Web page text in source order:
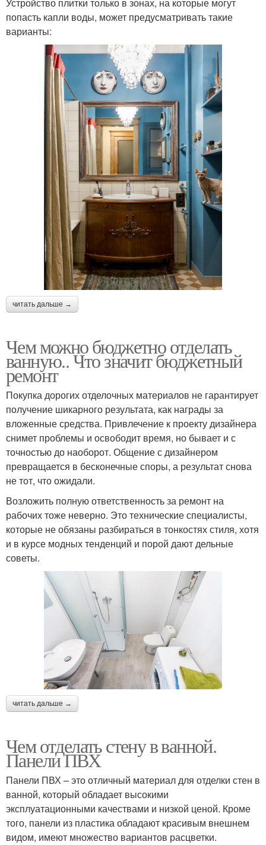
попасть капли воды, может предусматривать такие
варианты:
читать дальше →
Чем можно бюджетно отделать
ванную.. Что значит бюджетный
ремонт
Покупка дорогих отделочных материалов не гарантирует
получение шикарного результата, как награды за
вложенные средства. Привлечение к проекту дизайнера
снимет проблемы и освободит время, но бывает и с
точностью до наоборот. Общение с дизайнером
превращается в бесконечные споры, а результат снова
не тот, что ожидали.
Возложить полную ответственность за ремонт на
рабочих тоже неверно. Это технические специалисты,
которые не обязаны разбираться в тонкостях стиля, хотя
и в курсе модных тенденций и порой дают дельные
советы.
читать дальше →
Чем отделать стену в ванной.
Панели ПВХ
Панели ПВХ – это отличный материал для отделки стен в
ванной, который обладает высокими
эксплуатационными качествами и низкой ценой. Кроме
того, панели из пластика обладают красивым внешнем
видом, имеют множество вариантов расцветки.